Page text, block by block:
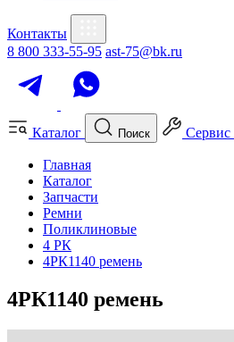
Контакты
8 800 333-55-95 ast-75@bk.ru
Каталог Поиск Сервис
Главная
Каталог
Запчасти
Ремни
Поликлиновые
4 РК
4РК1140 ремень
4РК1140 ремень